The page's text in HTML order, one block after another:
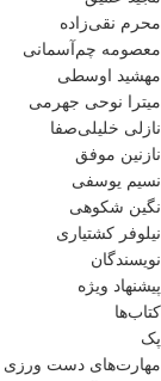
محرم نقی‌زاده
معصومه چم‌آسمانی
مهشید اوسطی
میترا نوحی جهرمی
نازلی خلیلی‌صفا
نازنین موفق
نسیم یوسفی
نگین شکوهی
نیلوفر کشتیاری
نویسندگان
پیشنهاد ویژه
کتاب‌ها
پک
مهارت‌های دست ورزی